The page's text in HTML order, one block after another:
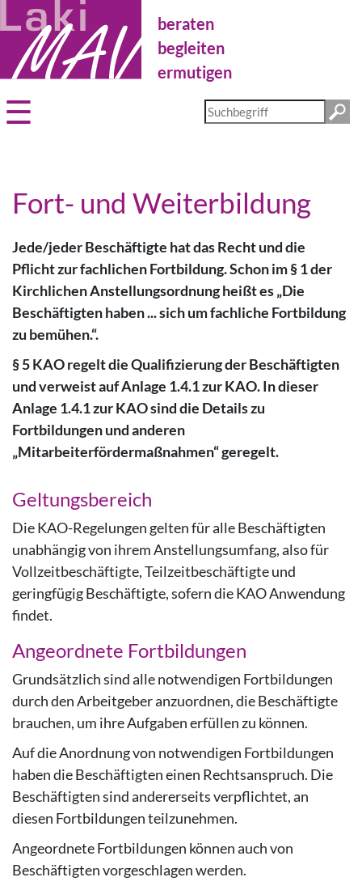
Direkt
zum
Inhalt
beraten
begleiten
ermutigen
Diese
Website
Fort- und Weiterbildung
Jede/jeder Beschäftigte hat das Recht und die
Pflicht zur fachlichen Fortbildung. Schon im § 1 der
Kirchlichen Anstellungsordnung heißt es „Die
Beschäftigten haben ... sich um fachliche Fortbildung
zu bemühen.“.
§ 5 KAO regelt die Qualifizierung der Beschäftigten
und verweist auf Anlage 1.4.1 zur KAO. In dieser
Anlage 1.4.1 zur KAO sind die Details zu
Fortbildungen und anderen
„Mitarbeiterfördermaßnahmen“ geregelt.
Geltungsbereich
Die KAO-Regelungen gelten für alle Beschäftigten
unabhängig von ihrem Anstellungsumfang, also für
Vollzeitbeschäftigte, Teilzeitbeschäftigte und
geringfügig Beschäftigte, sofern die KAO Anwendung
findet.
Angeordnete Fortbildungen
Grundsätzlich sind alle notwendigen Fortbildungen
durch den Arbeitgeber anzuordnen, die Beschäftigte
brauchen, um ihre Aufgaben erfüllen zu können.
Auf die Anordnung von notwendigen Fortbildungen
haben die Beschäftigten einen Rechtsanspruch. Die
Beschäftigten sind andererseits verpflichtet, an
diesen Fortbildungen teilzunehmen.
Angeordnete Fortbildungen können auch von
Beschäftigten vorgeschlagen werden.